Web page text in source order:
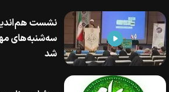
نشست
سه‌شنبه‌های
شد